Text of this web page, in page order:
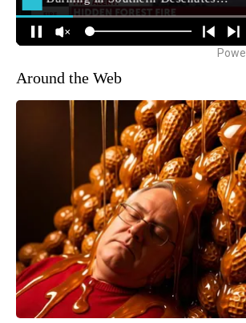
Around the Web